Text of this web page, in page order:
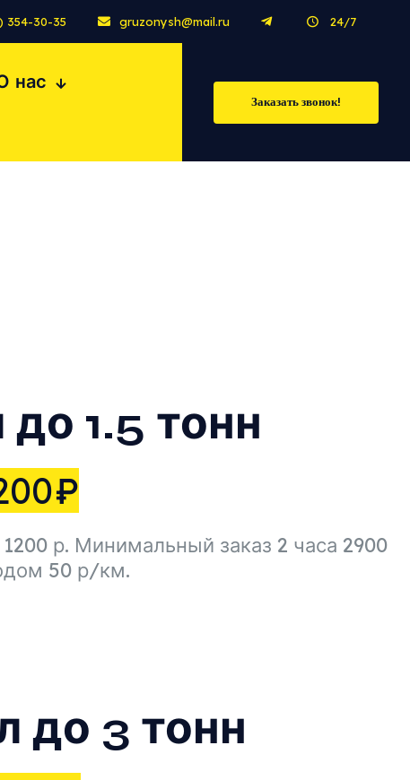
354-30-35 gruzonysh@mail.ru 24/7
нас
Заказать звонок!
1.5 тонн
₽
р. Минимальный заказ 2 часа 2900
50 р/км.
до 3 тонн